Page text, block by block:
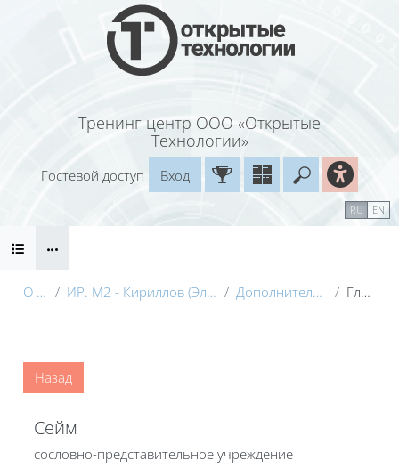
Перейти к основному содержанию
Тренинг центр ООО «Открытые
Технологии»
Введите
Гостевой доступ
Вход
RU EN
Блоки
О курсе ИР. М2 - Кириллов (Электронный курс) с видео Дополнительные материалы Глоссарий
Назад
Сейм
сословно-представительное учреждение